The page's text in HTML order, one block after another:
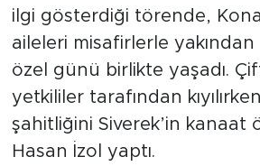
ilgi gösterdiği törende,
aileleri misafirlerle
özel günü birlikte yaşadı.
yetkililer tarafından
şahitliğini Siverek’in kanaat
Hasan İzol yaptı.